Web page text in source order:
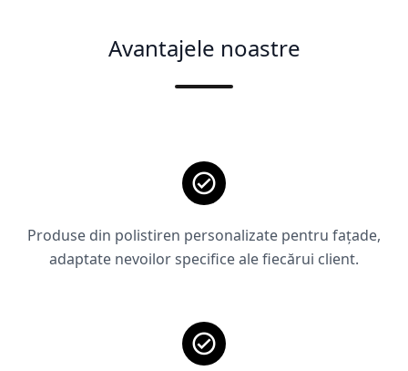
Avantajele noastre
Produse din polistiren personalizate pentru fațade,
adaptate nevoilor specifice ale fiecărui client.